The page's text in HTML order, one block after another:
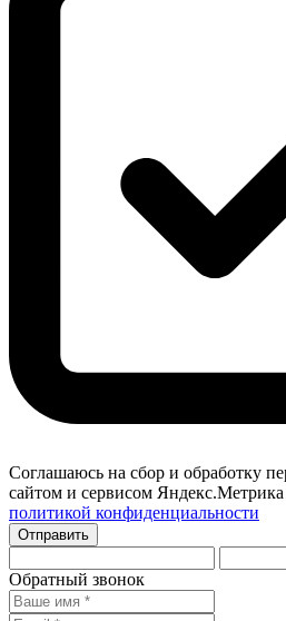
Соглашаюсь на сбор и обработку
сайтом и сервисом Яндекс.Метрика
политикой конфиденциальности
Отправить
Обратный звонок